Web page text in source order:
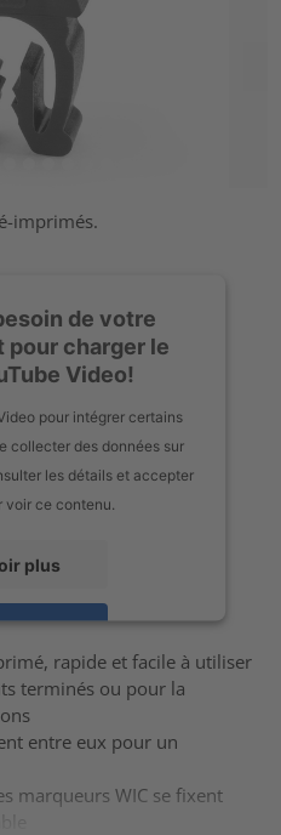
imprimés.
de votre
charger le
Video!
pour intégrer certains
collecter des données sur
les détails et accepter
voir ce contenu.
plus
Management Platform
rapide et facile à utiliser
terminés ou pour la
entre eux pour un
marqueurs WIC se fixent